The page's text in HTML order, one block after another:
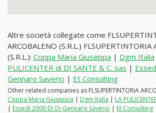
Altre società collegate come
ARCOBALENO (S.R.L.) FLSUPERTINTORIA
(S.R.L.): Coppa Maria Giuseppa | Dgm Italia
PULICENTER di DI SANTE & C. sas |
Gennaro Saverio | Et Consulting
Other related companies as FLSUPERTINTORIA
Coppa Maria Giuseppa | Dgm Italia | LA
| Essedi 2000 Di Di Gennaro Saverio | Et Consulting